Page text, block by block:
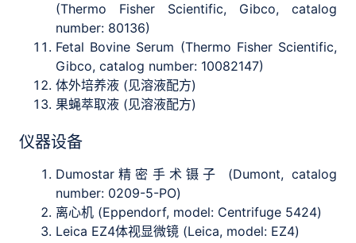
(Thermo Fisher Scientific, Gibco, catalog
number: 80136)
Fetal Bovine Serum (Thermo Fisher Scientific,
Gibco, catalog number: 10082147)
体外培养液 (见溶液配方)
果蝇萃取液 (见溶液配方)
仪器设备
Dumostar精密手术镊子 (Dumont, catalog
number: 0209-5-PO)
离心机 (Eppendorf, model: Centrifuge 5424)
Leica EZ4体视显微镜 (Leica, model: EZ4)